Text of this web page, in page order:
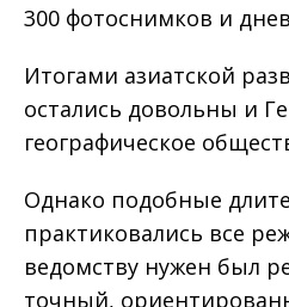
300 фотоснимков и
Итогами азиатской
остались довольны и
географическое
Однако подобные
практиковались все
ведомству нужен был
точный,